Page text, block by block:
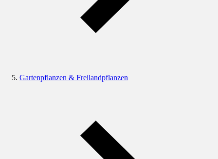
Gartenpflanzen & Freilandpflanzen